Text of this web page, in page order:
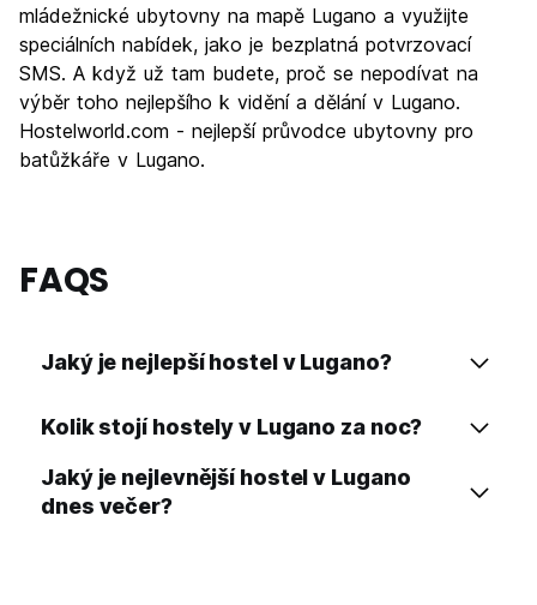
Hodnota za peníze
mládežnické ubytovny na mapě Lugano a využijte
speciálních nabídek, jako je bezplatná potvrzovací
SMS. A když už tam budete, proč se nepodívat na
výběr toho nejlepšího k vidění a dělání v Lugano.
Hostelworld.com - nejlepší průvodce ubytovny pro
batůžkáře v Lugano.
FAQS
Jaký je nejlepší hostel v Lugano?
Kolik stojí hostely v Lugano za noc?
Jaký je nejlevnější hostel v Lugano
dnes večer?